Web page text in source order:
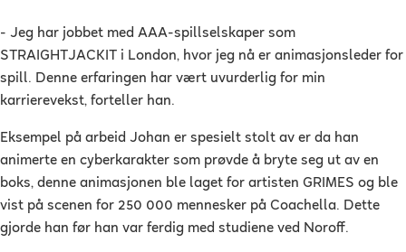
- Jeg har jobbet med AAA-spillselskaper som
STRAIGHTJACKIT i London, hvor jeg nå er animasjonsleder for
spill. Denne erfaringen har vært uvurderlig for min
karrierevekst, forteller han.
Eksempel på arbeid Johan er spesielt stolt av er da han
animerte en cyberkarakter som prøvde å bryte seg ut av en
boks, denne animasjonen ble laget for artisten GRIMES og ble
vist på scenen for 250 000 mennesker på Coachella. Dette
gjorde han før han var ferdig med studiene ved Noroff.